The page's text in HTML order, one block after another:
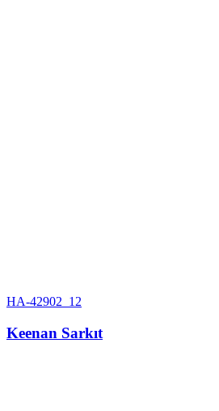
HA-42902_12
Keenan Sarkıt